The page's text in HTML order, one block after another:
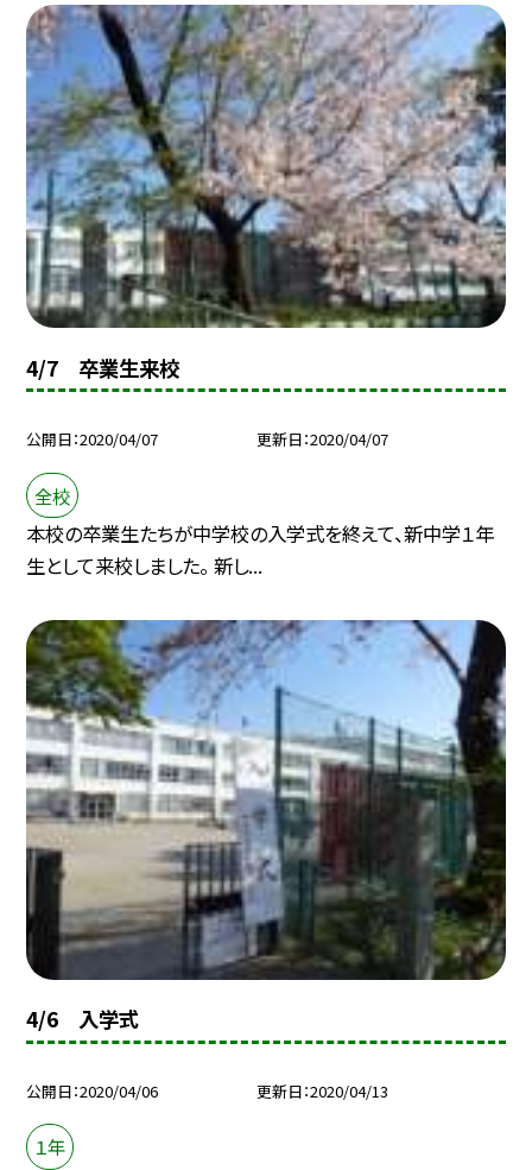
4/7 卒業生来校
公開日 2020/04/07 更新日 2020/04/07
全校
本校の卒業生たちが中学校の入学式を終えて、新中学１年
生として来校しました。 新し...
4/6 入学式
公開日 2020/04/06 更新日 2020/04/13
１年